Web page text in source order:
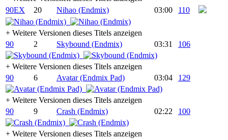
90EX
20 Nihao (Endmix) 03:00 110
+ Weitere Versionen dieses Titels anzeigen
90
2 Skybound (Endmix) 03:31 106
+ Weitere Versionen dieses Titels anzeigen
90
6 Avatar (Endmix Pad) 03:04 129
+ Weitere Versionen dieses Titels anzeigen
90
9 Crash (Endmix) 02:22 100
+ Weitere Versionen dieses Titels anzeigen